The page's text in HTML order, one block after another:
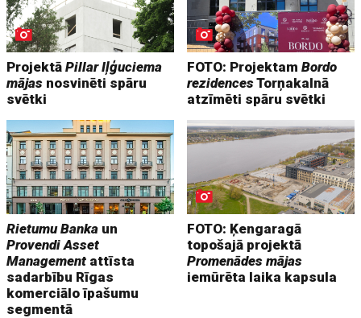
ProjektāPillar Iļģuciema
mājas nosvinēti spāru
svētki
FOTO: ProjektamBordo
rezidencesTorņakalnā
atzīmēti spāru svētki
Rietumu Banka un
Provendi Asset
Management attīsta
sadarbību Rīgas
komerciālo īpašumu
segmentā
FOTO: Ķengaragā
topošajā projektā
Promenādes mājas
iemūrēta laika kapsula